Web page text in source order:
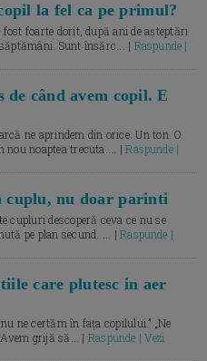
la fel ca pe primul?
foarte dorit, după ani de așteptări
Sunt însărc... | Raspunde |
de când avem copil. E
ne aprindem din orice. Un ton. O
nou noaptea trecuta.... |Raspunde |
cuplu, nu doar parinti
cupluri descoperă ceva ce nu se
pe plan secund. ... |Raspunde |
care plutesc in aer
ne certăm în fața copilului.” „Ne
grijă să... | Raspunde | Vezi